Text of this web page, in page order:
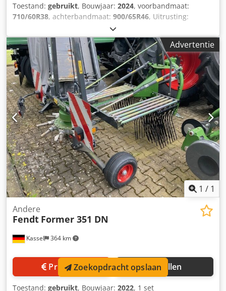
Toestand: gebruikt, Bouwjaar: 2024, voorbandmaat:
710/60R38, achterbandmaat: 900/65R46, Uitrusting:
, Section Control, belastingsgewicht
achterwielen 2x 1.000 kg, Fendt Stability / Control,
bandendrukregelsysteem Fendt VarioGrip,
omkeerventilator, koelbox, motorkapcamera /
infotainmentpakket, geleiding RTK NovAtel TI, Headland
Contour Assistant / agronomie-basis. Dodpfx Abstt I Nyj
Nekr
Advertentie
1 / 1
Kassel 364 km
Andere
Fendt Former 351 DN
Prijsinfo Bellen
Toestand: gebruikt, Bouwjaar: 2022, 1 set
Zoekopdracht opslaan